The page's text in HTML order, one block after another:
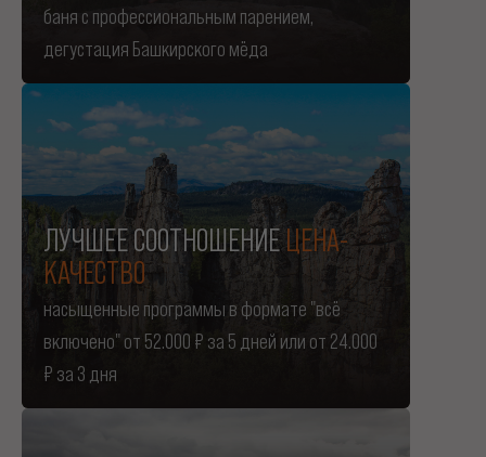
баня с профессиональным парением,
дегустация Башкирского мёда
ЛУЧШЕЕ СООТНОШЕНИЕЦЕНА-
КАЧЕСТВО
насыщенные программы в формате "всё
включено" от 52.000 ₽ за 5 дней или от 24.000
₽ за 3 дня